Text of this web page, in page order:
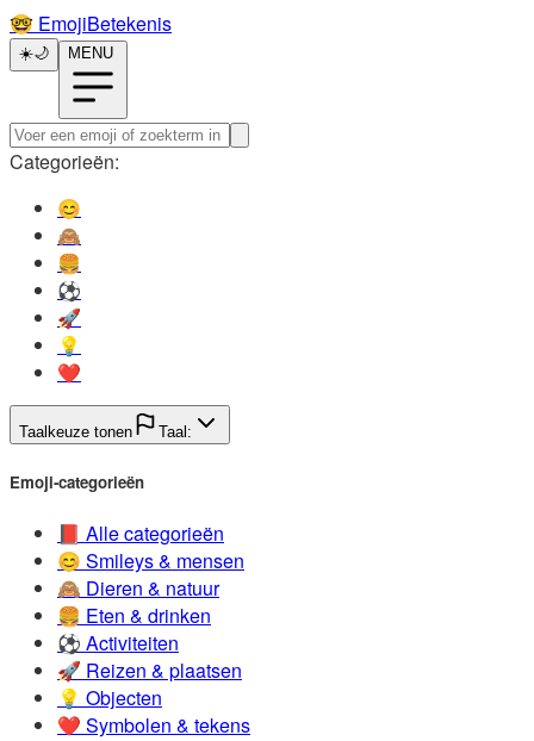
🤓️ EmojiBetekenis
☀️🌙 MENU
Categorieën:
😊️
🙈️
🍔️
⚽️
🚀️
💡️
❤️
Taalkeuze tonen Taal:
Emoji-categorieën
📕️ Alle categorieën
😊️ Smileys & mensen
🙈️ Dieren & natuur
🍔️ Eten & drinken
⚽️ Activiteiten
🚀️ Reizen & plaatsen
💡️ Objecten
❤️ Symbolen & tekens